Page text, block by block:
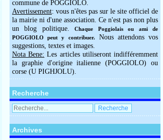
commune de POGGIOLO.
Avertissement: vous n'êtes pas sur le site officiel de
la mairie ni d'une association. Ce n'est pas non plus
un blog politique.Chaque Poggiolais ou ami de
POGGIOLO peut y contribuer.Nous attendons vos
suggestions, textes et images.
Nota Bene: Les articles utiliseront indifféremment
la graphie d'origine italienne (POGGIOLO) ou
corse (U PIGHJOLU).
Recherche
Archives